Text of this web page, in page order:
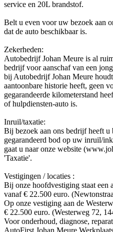
service en 20L brandstof.
Belt u even voor uw bezoek aan
dat de auto beschikbaar is.
Zekerheden:
Autobedrijf Johan Meure is al
bedrijf voor aanschaf van een
bij Autobedrijf Johan Meure
aantoonbare historie heeft, geen
gegarandeerde kilometerstand
of hulpdiensten-auto is.
Inruil/taxatie:
Bij bezoek aan ons bedrijf heeft u
gegarandeerd bod op uw inruil/
gaat u naar onze website
'Taxatie'.
Vestigingen / locaties :
Bij onze hoofdvestiging staat een
vanaf € 22.500 euro.
Op onze vestiging aan de
€ 22.500 euro. (Westerweg 72,
Voor onderhoud, diagnose,
AutoFirst Johan Meure